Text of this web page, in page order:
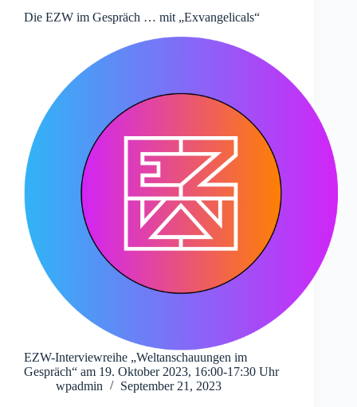
Die EZW im Gespräch … mit „Exvangelicals“
EZW-Interviewreihe „Weltanschauungen im
Gespräch“ am 19. Oktober 2023, 16:00-17:30 Uhr
wpadmin
September 21, 2023